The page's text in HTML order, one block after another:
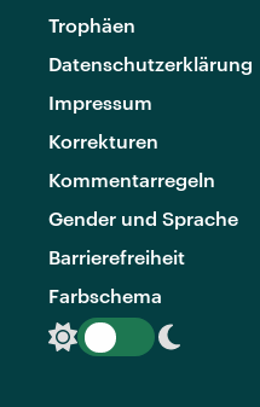
Trophäen
Datenschutzerklärung
Impressum
Korrekturen
Kommentarregeln
Gender und Sprache
Barrierefreiheit
Farbschema